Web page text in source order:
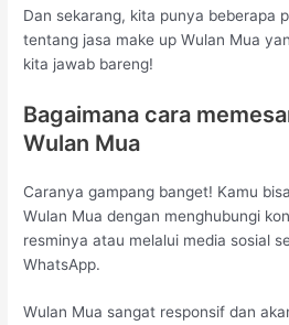
Dan sekarang, kita punya beberapa
tentang jasa make up Wulan Mua
kita jawab bareng!
Bagaimana cara
Wulan Mua
Caranya gampang banget! Kamu
Wulan Mua dengan menghubungi
resminya atau melalui media sosial
WhatsApp.
Wulan Mua sangat responsif dan